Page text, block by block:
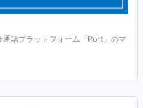
話プラットフォーム「Port」のマ